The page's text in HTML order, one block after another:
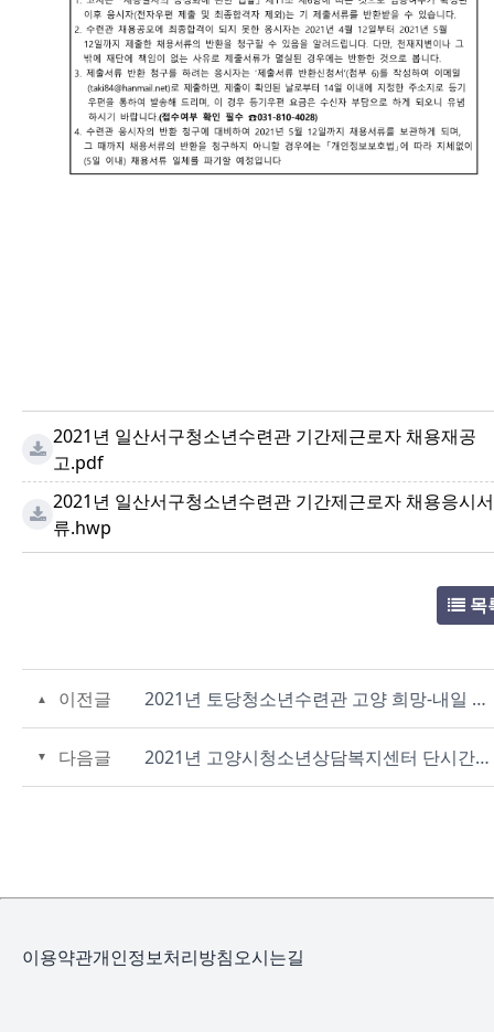
2021년 일산서구청소년수련관 기간제근로자 채용재공
고.pdf
2021년 일산서구청소년수련관 기간제근로자 채용응시서
류.hwp
목
이전글 2021년 토당청소년수련관 고양 희망-내일 일자리사업 채용 공고
다음글 2021년 고양시청소년상담복지센터 단시간근로자(이동상담버스) 최종 합격자 공고
이용약관개인정보처리방침오시는길